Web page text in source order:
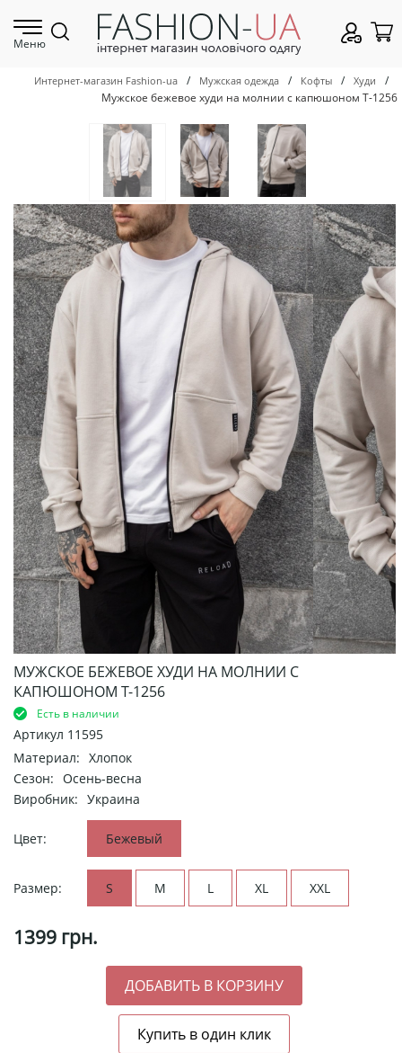
Меню
Интернет-магазин Fashion-ua / Мужская одежда / Кофты / Худи
/
Мужское бежевое худи на молнии с капюшоном Т-1256
МУЖСКОЕ БЕЖЕВОЕ ХУДИ НА МОЛНИИ С
КАПЮШОНОМ Т-1256
Есть в наличии
Артикул 11595
Материал: Хлопок
Сезон: Осень-весна
Виробник: Украина
Цвет: Бежевый
Размер: S M L XL XXL
1399 грн.